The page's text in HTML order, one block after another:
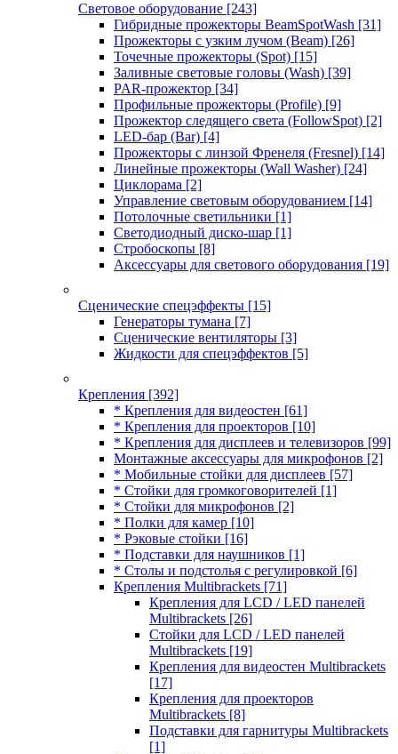
Световое оборудование [243]
Гибридные прожекторы BeamSpotWash [31]
Прожекторы с узким лучом (Beam) [26]
Точечные прожекторы (Spot) [15]
Заливные световые головы (Wash) [39]
PAR-прожектор [34]
Профильные прожекторы (Profile) [9]
Прожектор следящего света (FollowSpot) [2]
LED-бар (Bar) [4]
Прожекторы с линзой Френеля (Fresnel) [14]
Линейные прожекторы (Wall Washer) [24]
Циклорама [2]
Управление световым оборудованием [14]
Потолочные светильники [1]
Светодиодный диско-шар [1]
Стробоскопы [8]
Аксессуары для светового оборудования [19]
Сценические спецэффекты [15]
Генераторы тумана [7]
Сценические вентиляторы [3]
Жидкости для спецэффектов [5]
Крепления [392]
* Крепления для видеостен [61]
* Крепления для проекторов [10]
* Крепления для дисплеев и телевизоров [99]
Монтажные аксессуары для микрофонов [2]
* Мобильные стойки для дисплеев [57]
* Стойки для громкоговорителей [1]
* Стойки для микрофонов [2]
* Полки для камер [10]
* Рэковые стойки [16]
* Подставки для наушников [1]
* Столы и подстолья с регулировкой [6]
Крепления Multibrackets [71]
Крепления для LCD / LED панелей
Multibrackets [26]
Стойки для LCD / LED панелей
Multibrackets [19]
Крепления для видеостен Multibrackets
[17]
Крепления для проекторов
Multibrackets [8]
Подставки для гарнитуры Multibrackets
[1]